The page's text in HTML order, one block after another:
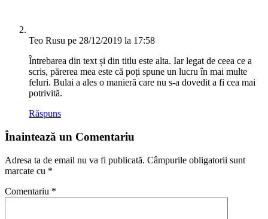
Teo Rusu pe 28/12/2019 la 17:58
Întrebarea din text și din titlu este alta. Iar legat de ceea ce a
scris, părerea mea este că poți spune un lucru în mai multe
feluri. Bulai a ales o manieră care nu s-a dovedit a fi cea mai
potrivită.
Răspuns
Înaintează un Comentariu
Adresa ta de email nu va fi publicată. Câmpurile obligatorii sunt
marcate cu *
Comentariu *